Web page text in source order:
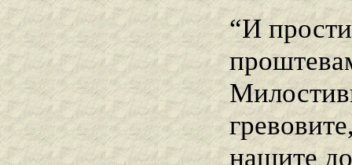
“И
нашите